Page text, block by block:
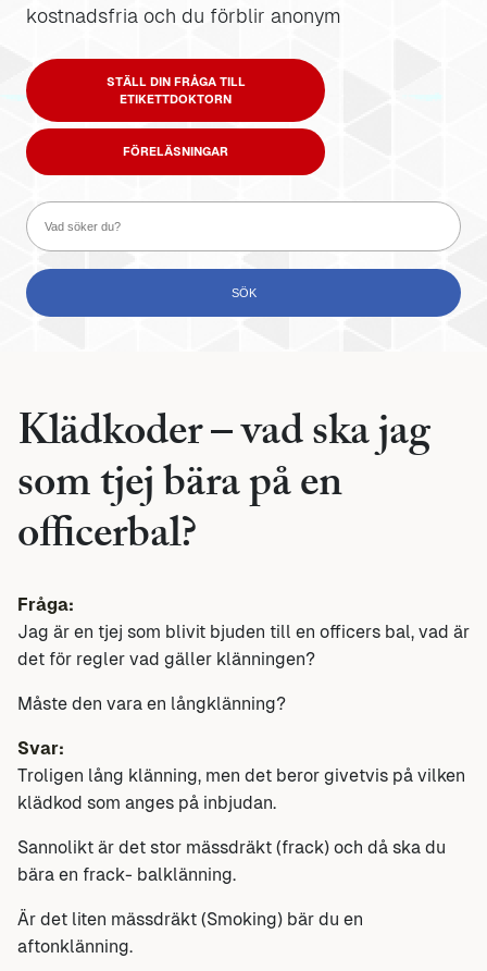
kostnadsfria och du förblir anonym
STÄLL DIN FRÅGA TILL
ETIKETTDOKTORN
FÖRELÄSNINGAR
Klädkoder – vad ska jag
som tjej bära på en
officerbal?
Fråga:
Jag är en tjej som blivit bjuden till en officers bal, vad är
det för regler vad gäller klänningen?
Måste den vara en långklänning?
Svar:
Troligen lång klänning, men det beror givetvis på vilken
klädkod som anges på inbjudan.
Sannolikt är det stor mässdräkt (frack) och då ska du
bära en frack- balklänning.
Är det liten mässdräkt (Smoking) bär du en
aftonklänning.